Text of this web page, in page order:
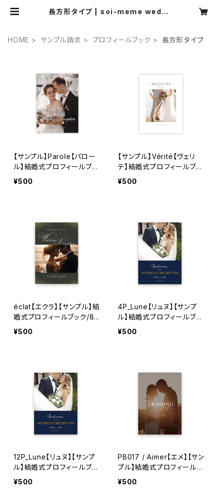
長方形タイプ | soi-meme weddi
HOME サンプル請求 プロフィールブック 長方形タイプ
【サンプル】Parole【パロー
ル】結婚式プロフィールブッ
ク
¥500
【サンプル】Vérité【ヴェリ
テ】結婚式プロフィールブッ
ク
¥500
éclat【エクラ】【サンプル】結
婚式プロフィールブック/8
ページ
¥500
4P_Lune【リュヌ】【サンプ
ル】結婚式プロフィールブッ
ク
¥500
12P_Lune【リュヌ】【サンプ
ル】結婚式プロフィールブッ
ク
¥500
PB017 / Aimer【エメ】【サン
プル】結婚式プロフィールブ
ック/8ページ
¥500